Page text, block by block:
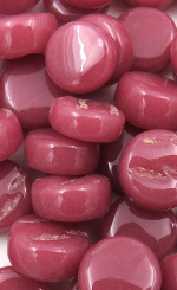
Keramische
Keramische
Keramische
Geglazuurde
Binnen wandtegels
Buiten tegels Cesi